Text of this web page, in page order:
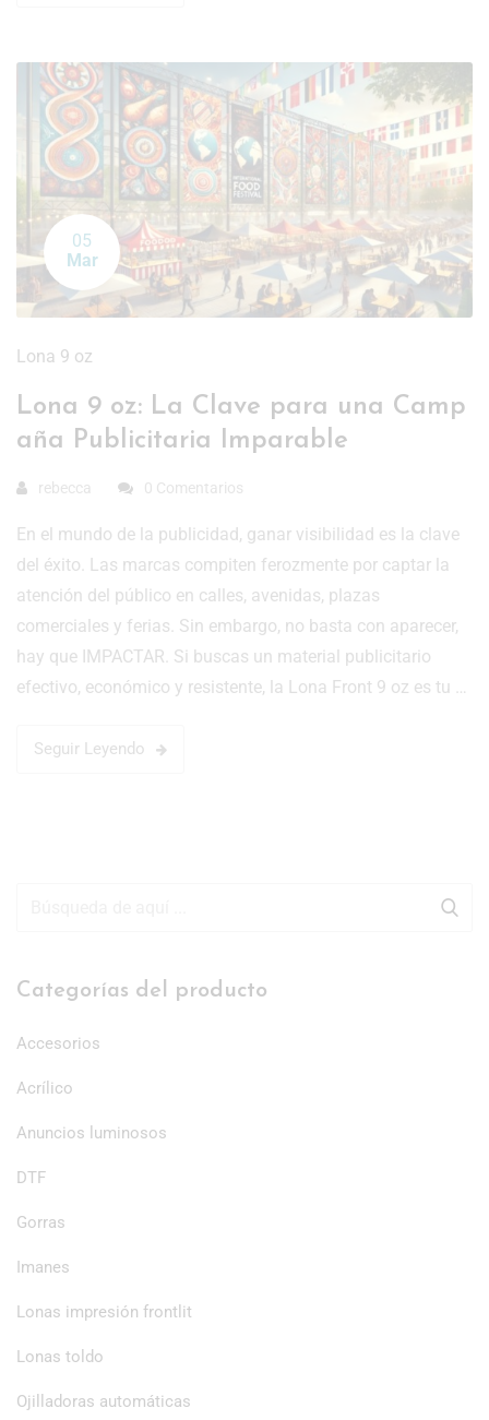
05
Mar
Lona 9 oz
Lona 9 oz: La Clave para una Camp
aña Publicitaria Imparable
rebecca 0 Comentarios
En el mundo de la publicidad, ganar visibilidad es la clave
del éxito. Las marcas compiten ferozmente por captar la
atención del público en calles, avenidas, plazas
comerciales y ferias. Sin embargo, no basta con aparecer,
hay que IMPACTAR. Si buscas un material publicitario
efectivo, económico y resistente, la Lona Front 9 oz es tu …
Seguir Leyendo
Categorías del producto
Accesorios
Acrílico
Anuncios luminosos
DTF
Gorras
Imanes
Lonas impresión frontlit
Lonas toldo
Ojilladoras automáticas